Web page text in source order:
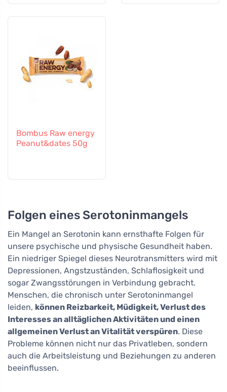
Bombus Raw energy
Peanut&dates 50g
Folgen eines Serotoninmangels
Ein Mangel an Serotonin kann ernsthafte Folgen für
unsere psychische und physische Gesundheit haben.
Ein niedriger Spiegel dieses Neurotransmitters wird mit
Depressionen, Angstzuständen, Schlaflosigkeit und
sogar Zwangsstörungen in Verbindung gebracht.
Menschen, die chronisch unter Serotoninmangel
leiden, können Reizbarkeit, Müdigkeit, Verlust des
Interesses an alltäglichen Aktivitäten und einen
allgemeinen Verlust an Vitalität verspüren. Diese
Probleme können nicht nur das Privatleben, sondern
auch die Arbeitsleistung und Beziehungen zu anderen
beeinflussen.